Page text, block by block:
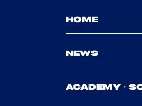
HOME
NEWS
ACADEMY・